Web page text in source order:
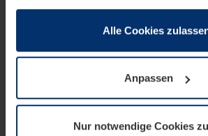
sie im Rahmen Ihrer Nutzung der
wenn diese für den Betrieb dieser
notwendig sind. Für alle anderen
wir Ihre Erlaubnis. Ihre Einwilligung
Datenschutzerklärungunserer
Alle Cookies
Anpassen
Nur notwendige Cookies